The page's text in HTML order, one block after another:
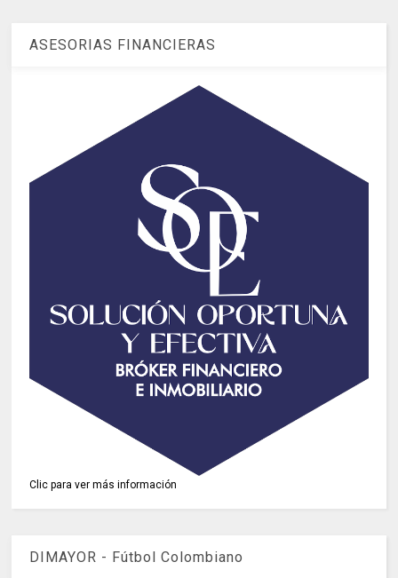
ASESORIAS FINANCIERAS
Clic para ver más información
DIMAYOR - Fútbol Colombiano